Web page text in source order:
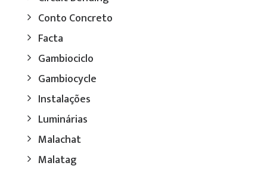
Conto Concreto
Facta
Gambiociclo
Gambiocycle
Instalações
Luminárias
Malachat
Malatag